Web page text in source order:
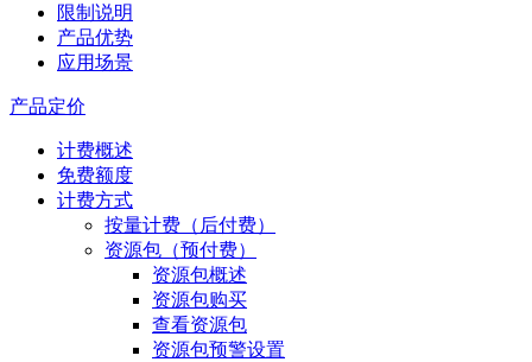
限制说明
产品优势
应用场景
产品定价
计费概述
免费额度
计费方式
按量计费（后付费）
资源包（预付费）
资源包概述
资源包购买
查看资源包
资源包预警设置